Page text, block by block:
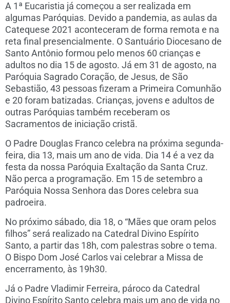
A 1ª Eucaristia já começou a ser realizada em
algumas Paróquias. Devido a pandemia, as aulas da
Catequese 2021 aconteceram de forma remota e na
reta final presencialmente. O Santuário Diocesano de
Santo Antônio formou pelo menos 60 crianças e
adultos no dia 15 de agosto. Já em 31 de agosto, na
Paróquia Sagrado Coração, de Jesus, de São
Sebastião, 43 pessoas fizeram a Primeira Comunhão
e 20 foram batizadas. Crianças, jovens e adultos de
outras Paróquias também receberam os
Sacramentos de iniciação cristã.
O Padre Douglas Franco celebra na próxima segunda-
feira, dia 13, mais um ano de vida. Dia 14 é a vez da
festa da nossa Paróquia Exaltação da Santa Cruz.
Não perca a programação. Em 15 de setembro a
Paróquia Nossa Senhora das Dores celebra sua
padroeira.
No próximo sábado, dia 18, o “Mães que oram pelos
filhos” será realizado na Catedral Divino Espírito
Santo, a partir das 18h, com palestras sobre o tema.
O Bispo Dom José Carlos vai celebrar a Missa de
encerramento, às 19h30.
Já o Padre Vladimir Ferreira, pároco da Catedral
Divino Espírito Santo celebra mais um ano de vida no